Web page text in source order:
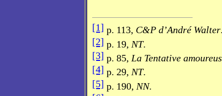
[1] p. 113, C&P d’André Walter
[2] p. 19, NT.
[3] p. 85,La Tentative
[4] p. 29, NT.
[5] p. 190, NN.